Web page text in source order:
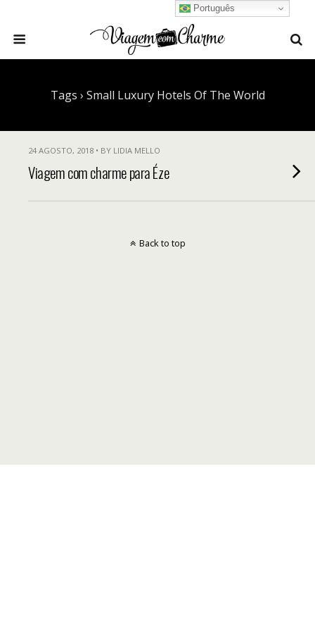
Tags › Small Luxury Hotels Of The World
24 AGOSTO, 2018 • BY LIDIA MELLO
Viagem com charme para Éze
Português
Back to top